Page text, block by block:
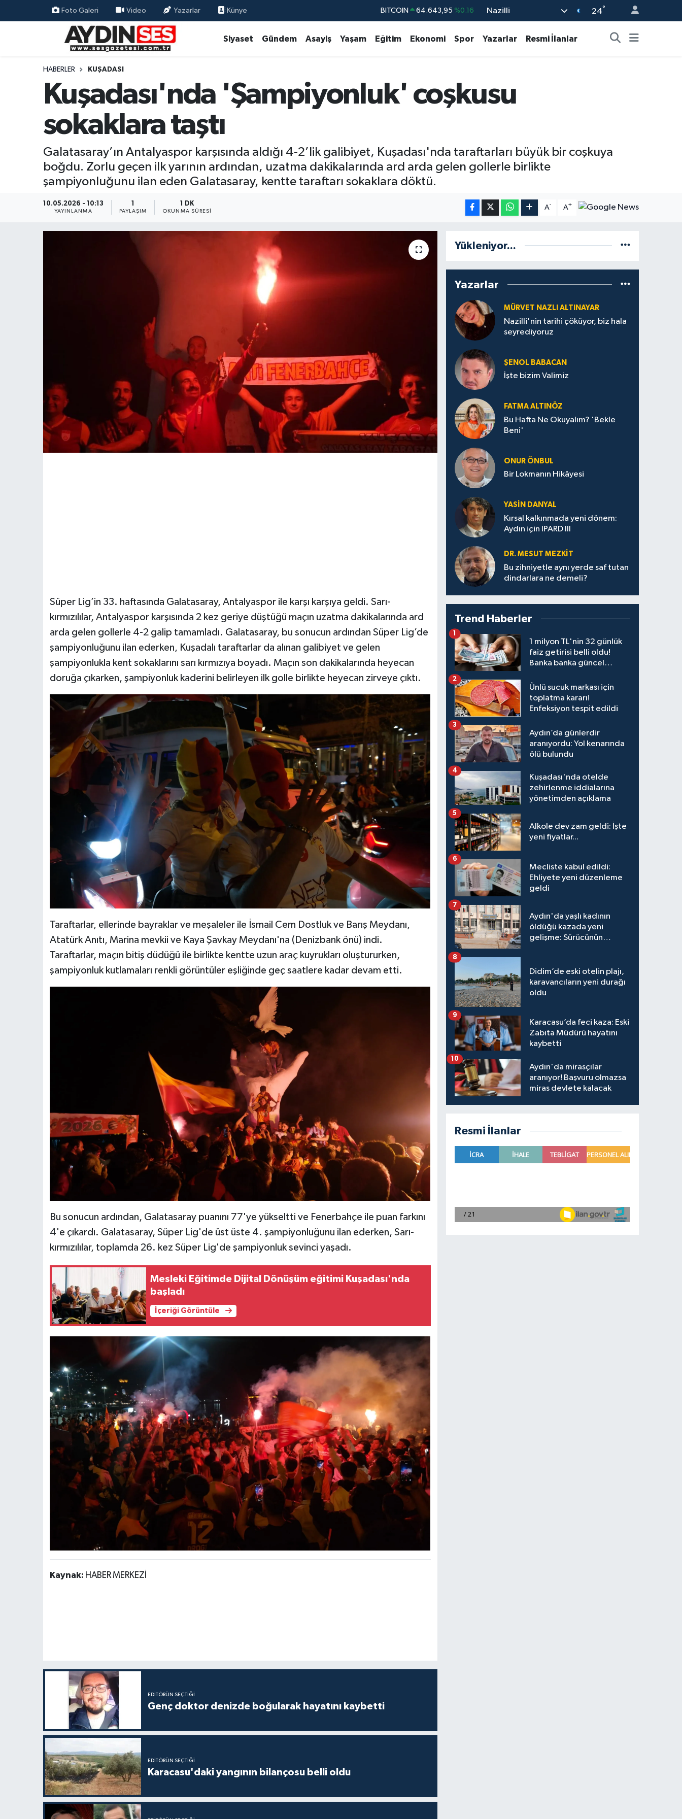
Foto Galeri Video Yazarlar Künye BITCOIN 64.643,95 %0.16
GRAM ALTIN %0.12
BİST100 13.799 %70
Nazilli 24°
Siyaset Gündem Asayiş Yaşam Eğitim Ekonomi Spor Yazarlar Resmi İlanlar
HABERLER KUŞADASI
Kuşadası'nda 'Şampiyonluk' coşkusu
sokaklara taştı
Galatasaray’ın Antalyaspor karşısında aldığı 4-2’lik galibiyet, Kuşadası'nda taraftarları büyük bir coşkuya
boğdu. Zorlu geçen ilk yarının ardından, uzatma dakikalarında ard arda gelen gollerle birlikte
şampiyonluğunu ilan eden Galatasaray, kentte taraftarı sokaklara döktü.
10.05.2026 - 10:13
YAYINLANMA PAYLAŞIM
1 DK
OKUNMA SÜRESI
A- A+
Süper Lig’in 33. haftasında Galatasaray, Antalyaspor ile karşı karşıya geldi. Sarı-
kırmızılılar, Antalyaspor karşısında 2 kez geriye düştüğü maçın uzatma dakikalarında ard
arda gelen gollerle 4-2 galip tamamladı. Galatasaray, bu sonucun ardından Süper Lig’de
şampiyonluğunu ilan ederken, Kuşadalı taraftarlar da alınan galibiyet ve gelen
şampiyonlukla kent sokaklarını sarı kırmızıya boyadı. Maçın son dakikalarında heyecan
doruğa çıkarken, şampiyonluk kaderini belirleyen ilk golle birlikte heyecan zirveye çıktı.
Taraftarlar, ellerinde bayraklar ve meşaleler ile İsmail Cem Dostluk ve Barış Meydanı,
Atatürk Anıtı, Marina mevkii ve Kaya Şavkay Meydanı'na (Denizbank önü) indi.
Taraftarlar, maçın bitiş düdüğü ile birlikte kentte uzun araç kuyrukları oluştururken,
şampiyonluk kutlamaları renkli görüntüler eşliğinde geç saatlere kadar devam etti.
Bu sonucun ardından, Galatasaray puanını 77'ye yükseltti ve Fenerbahçe ile puan farkını
4'e çıkardı. Galatasaray, Süper Lig'de üst üste 4. şampiyonluğunu ilan ederken, Sarı-
kırmızılılar, toplamda 26. kez Süper Lig'de şampiyonluk sevinci yaşadı.
Mesleki Eğitimde Dijital Dönüşüm eğitimi Kuşadası'nda
başladı
İçeriği Görüntüle
Kaynak: HABER MERKEZİ
EDITÖRÜN SEÇTIĞI
Genç doktor denizde boğularak hayatını kaybetti
EDITÖRÜN SEÇTIĞI
Karacasu'daki yangının bilançosu belli oldu
Yükleniyor...
Yazarlar
MÜRVET NAZLI ALTINAYAR
Nazilli'nin tarihi çöküyor, biz hala
seyrediyoruz
ŞENOL BABACAN
İşte bizim Valimiz
FATMA ALTINÖZ
Bu Hafta Ne Okuyalım? 'Bekle
Beni'
ONUR ÖNBUL
Bir Lokmanın Hikâyesi
YASIN DANYAL
Kırsal kalkınmada yeni dönem:
Aydın için IPARD III
DR. MESUT MEZKIT
Bu zihniyetle aynı yerde saf tutan
dindarlara ne demeli?
Trend Haberler
1 milyon TL'nin 32 günlük
faiz getirisi belli oldu!
Banka banka güncel
1
Ünlü sucuk markası için
toplatma kararı!
Enfeksiyon tespit edildi
2
Aydın’da günlerdir
aranıyordu: Yol kenarında
ölü bulundu
3
Kuşadası'nda otelde
zehirlenme iddialarına
yönetimden açıklama
4
Alkole dev zam geldi: İşte
yeni fiyatlar...
5
Mecliste kabul edildi:
Ehliyete yeni düzenleme
geldi
6
Aydın'da yaşlı kadının
öldüğü kazada yeni
gelişme: Sürücünün
7
Didim’de eski otelin plajı,
karavancıların yeni durağı
oldu
8
Karacasu’da feci kaza: Eski
Zabıta Müdürü hayatını
kaybetti
9
Aydın'da mirasçılar
aranıyor! Başvuru olmazsa
miras devlete kalacak
10
Resmi İlanlar
Siyaset
Eğitim
Aydın Nöbetçi Eczaneler
Aydin Namaz Vakitleri
Aydın Trafik Yoğunluk Haritası
Tüm Manşetler